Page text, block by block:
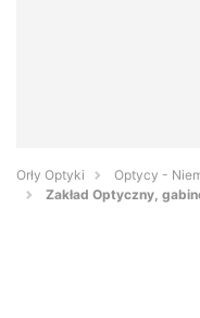
Orły Optyki
Optycy -
Zakład Optyczny,